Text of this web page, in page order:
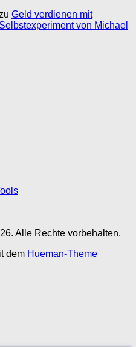
Geld verdienen mit
von Michael
Alle Rechte vorbehalten.
dem Hueman-Theme